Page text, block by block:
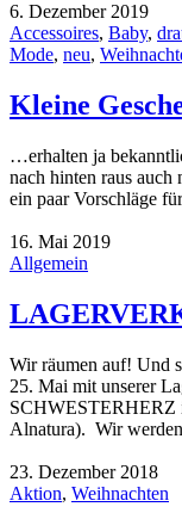
6. Dezember 2019
Accessoires, Baby,
Mode, neu,
Kleine
…erhalten ja
nach hinten raus
ein paar Vorschläge
16. Mai 2019
Allgemein
Wir räumen auf! Und
25. Mai mit unserer
SCHWESTERHERZ
Alnatura). Wir
23. Dezember 2018
Aktion, Weihnachten